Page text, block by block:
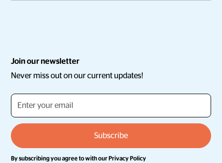
Join our newsletter
Never miss out on our current updates!
By subscribing you agree to with ourPrivacy Policy